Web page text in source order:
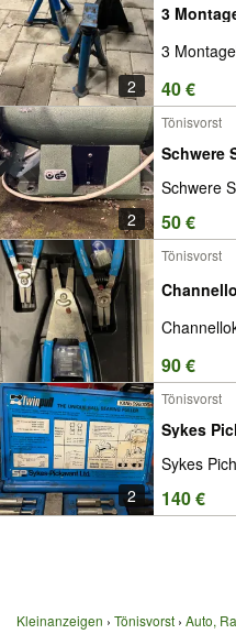
2
3
3
40 €
2
Tönisvorst
Schwere
Schwere
50 €
Tönisvorst
90 €
2
Tönisvorst
Sykes
Sykes
140 €
Kleinanzeigen Tönisvorst Auto,